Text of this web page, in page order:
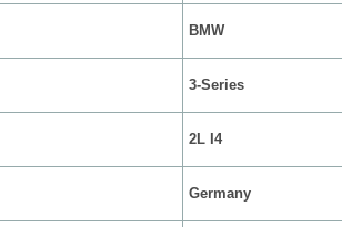
BMW
3-Series
2L I4
Germany